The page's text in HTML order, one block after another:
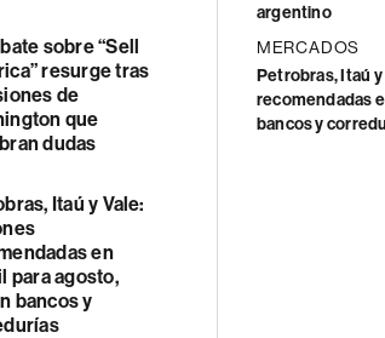
sobre “Sell
resurge tras
de
que
dudas
Itaú y Vale:
en
para agosto,
bancos y
argentino
MERCADOS
Petrobras, Itaú
recomendadas
bancos y